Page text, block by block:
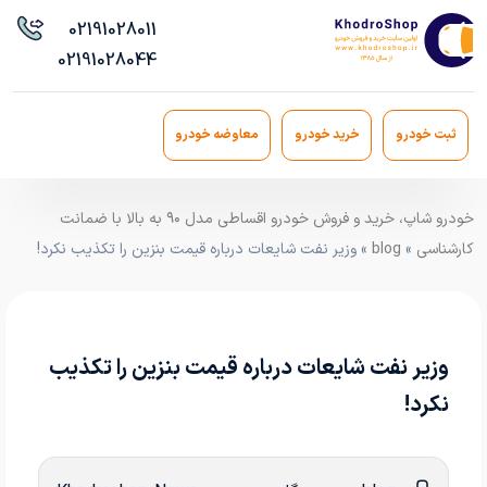
02191028011
02191028044
ثبت خودرو خرید خودرو معاوضه خودرو
خودرو شاپ، خرید و فروش خودرو اقساطی مدل ۹۰ به بالا با ضمانت
کارشناسی »
blog » وزیر نفت شایعات درباره قیمت بنزین را تکذیب نکرد!
وزیر نفت شایعات درباره قیمت بنزین را تکذیب
نکرد!